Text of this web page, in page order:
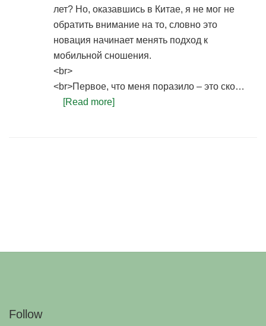
лет? Но, оказавшись в Китае, я не мог не
обратить внимание на то, словно это
новация начинает менять подход к
мобильной сношения.
<br>
<br>Первое, что меня поразило – это ско…
[Read more]
Follow